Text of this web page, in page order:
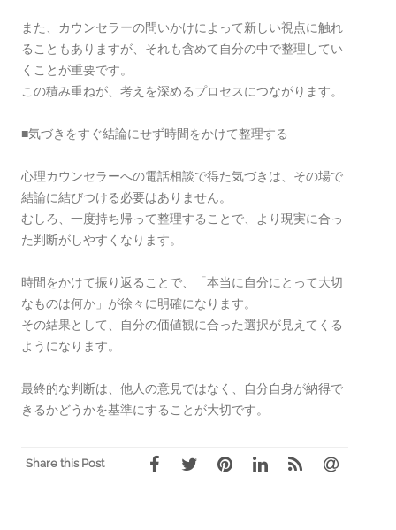
また、カウンセラーの問いかけによって新しい視点に触れ
ることもありますが、それも含めて自分の中で整理してい
くことが重要です。
この積み重ねが、考えを深めるプロセスにつながります。
■気づきをすぐ結論にせず時間をかけて整理する
心理カウンセラーへの電話相談で得た気づきは、その場で
結論に結びつける必要はありません。
むしろ、一度持ち帰って整理することで、より現実に合っ
た判断がしやすくなります。
時間をかけて振り返ることで、「本当に自分にとって大切
なものは何か」が徐々に明確になります。
その結果として、自分の価値観に合った選択が見えてくる
ようになります。
最終的な判断は、他人の意見ではなく、自分自身が納得で
きるかどうかを基準にすることが大切です。
Share this Post